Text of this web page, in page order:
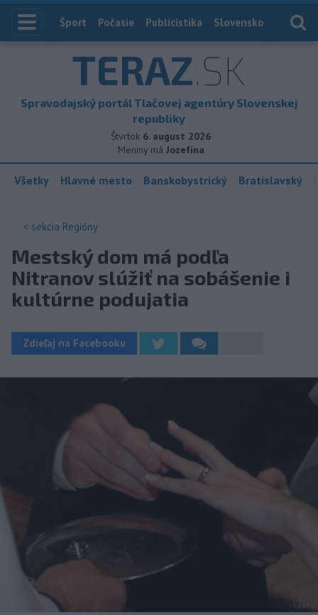
Index
Šport Počasie Publicistika Slovensko
TERAZ.SK
Spravodajský portál Tlačovej agentúry Slovenskej
republiky
Štvrtok 6. august 2026
Meniny má Jozefína
Všetky Hlavné mesto Banskobystrický Bratislavský
< sekcia Regióny
Mestský dom má podľa
Nitranov slúžiť na sobášenie i
kultúrne podujatia
Zdieľaj na Facebooku